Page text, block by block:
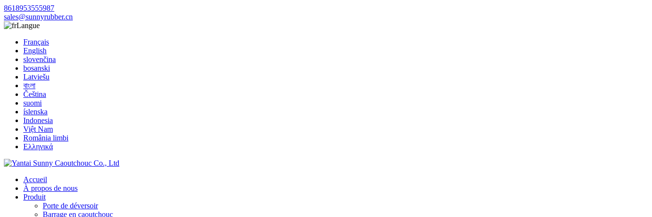
8618953555987
sales@sunnyrubber.cn
Langue
Français
English
slovenčina
bosanski
Latviešu
বাংলা
Čeština
suomi
íslenska
Indonesia
Việt Nam
România limbi
Ελληνικά
Accueil
À propos de nous
Produit
Porte de déversoir
Barrage en caoutchouc